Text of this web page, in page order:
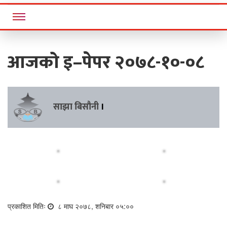
Bisaunee
आजको इ–पेपर २०७८-१०-०८
साझा बिसौनी ।
प्रकाशित मितिः ८ माघ २०७८, शनिबार ०५:००